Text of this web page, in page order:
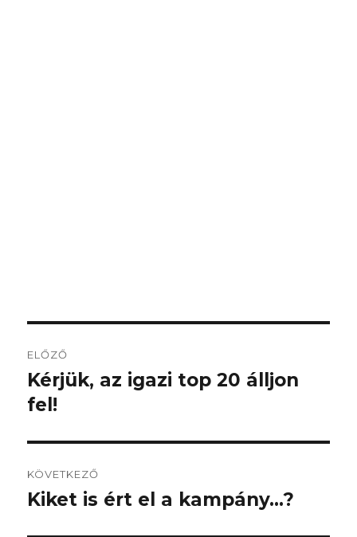
navigáció
ELŐZŐ
Korábbi
bejegyzés:
Kérjük, az igazi top 20 álljon
fel!
KÖVETKEZŐ
Következő
Kiket is ért el a kampány…?